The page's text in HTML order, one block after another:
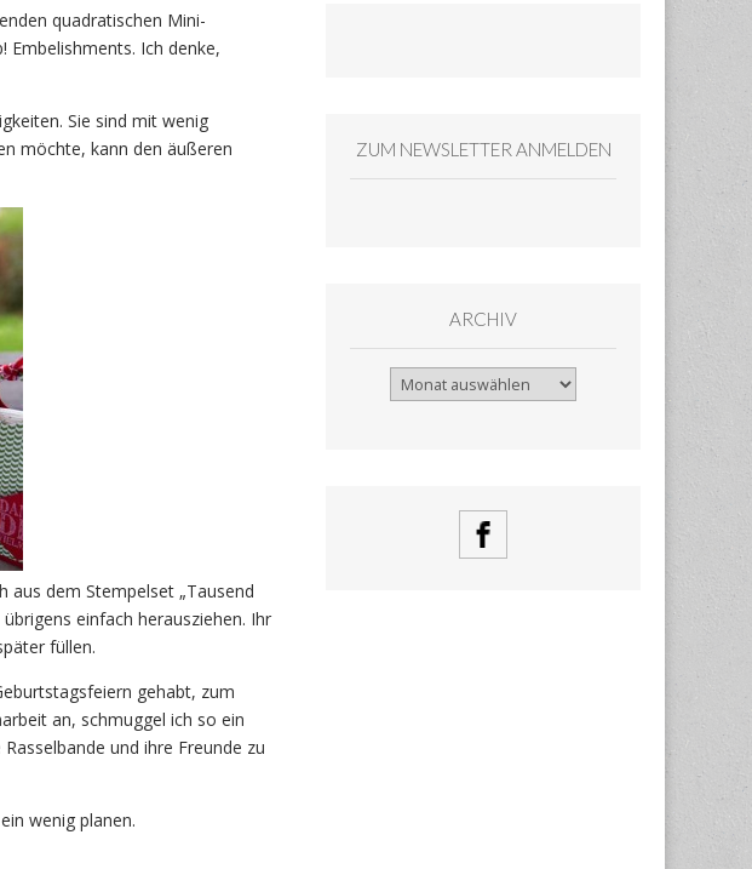
quadratischen Mini-
Embelishments. Ich denke,
Sie sind mit wenig
möchte, kann den äußeren
aus dem Stempelset „Tausend
einfach herausziehen. Ihr
füllen.
gehabt, zum
an, schmuggel ich so ein
und ihre Freunde zu
wenig planen.
ZUM NEWSLETTER ANMELDEN
ARCHIV
Archiv